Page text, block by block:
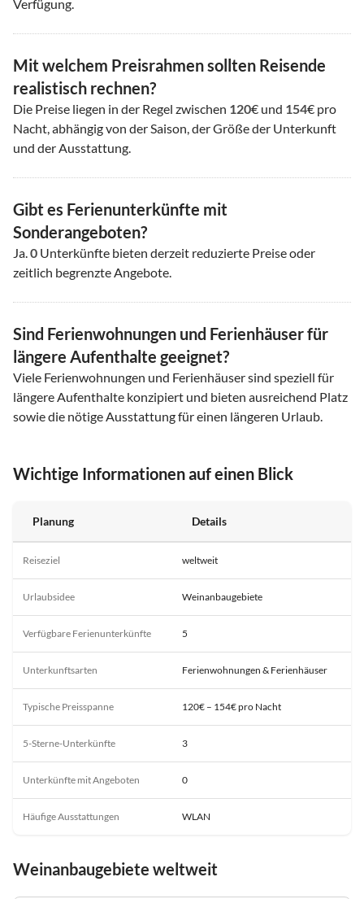
Verfügung.
Mit welchem Preisrahmen sollten Reisende
realistisch rechnen?
Die Preise liegen in der Regel zwischen 120€ und 154€ pro
Nacht, abhängig von der Saison, der Größe der Unterkunft
und der Ausstattung.
Gibt es Ferienunterkünfte mit
Sonderangeboten?
Ja.0 Unterkünfte bieten derzeit reduzierte Preise oder
zeitlich begrenzte Angebote.
Sind Ferienwohnungen und Ferienhäuser für
längere Aufenthalte geeignet?
Viele Ferienwohnungen und Ferienhäuser sind speziell für
längere Aufenthalte konzipiert und bieten ausreichend Platz
sowie die nötige Ausstattung für einen längeren Urlaub.
Wichtige Informationen auf einen Blick
Planung Details
Reiseziel weltweit
Urlaubsidee Weinanbaugebiete
Verfügbare Ferienunterkünfte 5
Unterkunftsarten Ferienwohnungen & Ferienhäuser
Typische Preisspanne 120€ – 154€ pro Nacht
5-Sterne-Unterkünfte 3
Unterkünfte mit Angeboten 0
Häufige Ausstattungen WLAN
Weinanbaugebiete weltweit